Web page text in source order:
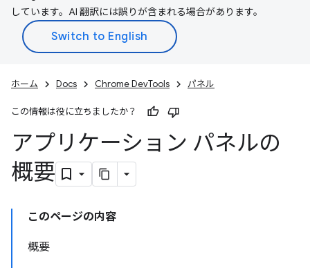
しています。AI 翻訳には誤りが含まれる場合があります。
ホーム Docs Chrome DevTools パネル
この情報は役に立ちましたか？
アプリケーション パネルの
概要
このページの内容
概要